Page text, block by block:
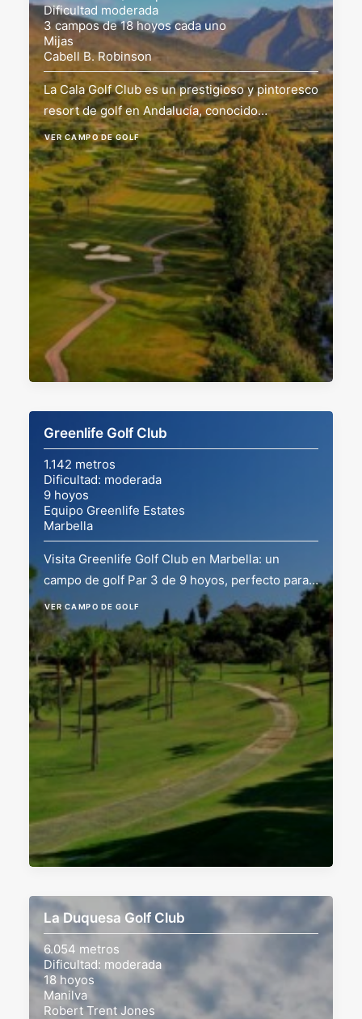
Dificultad moderada
3 campos de 18 hoyos cada uno
Mijas
Cabell B. Robinson
La Cala Golf Club es un prestigioso y pintoresco
resort de golf en Andalucía, conocido…
VER CAMPO DE GOLF
Greenlife Golf Club
1.142 metros
Dificultad: moderada
9 hoyos
Equipo Greenlife Estates
Marbella
Visita Greenlife Golf Club en Marbella: un
campo de golf Par 3 de 9 hoyos, perfecto para…
VER CAMPO DE GOLF
La Duquesa Golf Club
6.054 metros
Dificultad: moderada
18 hoyos
Manilva
Robert Trent Jones